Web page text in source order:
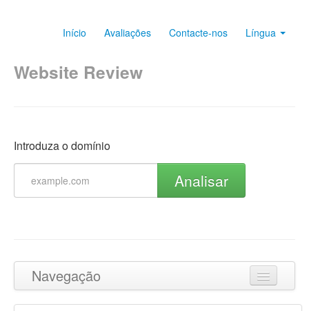
Início Avaliações Contacte-nos Língua
Website Review
Introduza o domínio
Analisar
Navegação
Ir para o topo